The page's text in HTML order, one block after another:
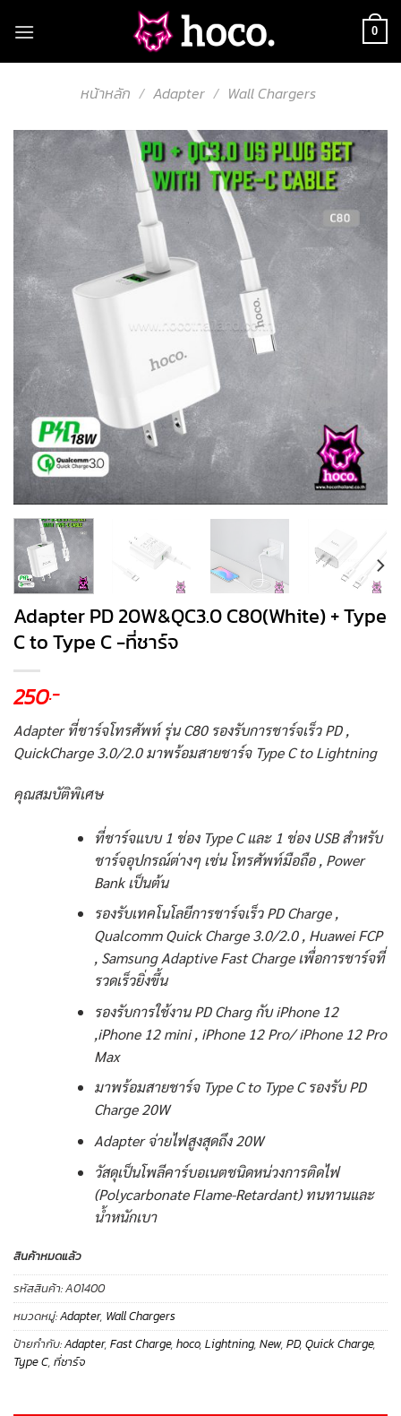
0
หน้าหลัก / Adapter / Wall Chargers
Adapter PD 20W&QC3.0 C80(White) + Type
C to Type C -ที่ชาร์จ
250.-
Adapter ที่ชาร์จโทรศัพท์ รุ่น C80 รองรับการชาร์จเร็ว PD ,
QuickCharge 3.0/2.0 มาพร้อมสายชาร์จ Type C to Lightning
คุณสมบัติพิเศษ
ที่ชาร์จแบบ 1 ช่อง Type C และ 1 ช่อง USB สำหรับ
ชาร์จอุปกรณ์ต่างๆ เช่น โทรศัพท์มือถือ , Power
Bank เป็นต้น
รองรับเทคโนโลยีการชาร์จเร็ว PD Charge ,
Qualcomm Quick Charge 3.0/2.0 , Huawei FCP
, Samsung Adaptive Fast Charge เพื่อการชาร์จที่
รวดเร็วยิ่งขึ้น
รองรับการใช้งาน PD Charg กับ iPhone 12
,iPhone 12 mini , iPhone 12 Pro/ iPhone 12 Pro
Max
มาพร้อมสายชาร์จ Type C to Type C รองรับ PD
Charge 20W
Adapter จ่ายไฟสูงสุดถึง 20W
วัสดุเป็นโพลีคาร์บอเนตชนิดหน่วงการติดไฟ
(Polycarbonate Flame-Retardant) ทนทานและ
น้ำหนักเบา
สินค้าหมดแล้ว
รหัสสินค้า:A01400
หมวดหมู่:Adapter, Wall Chargers
ป้ายกำกับ:Adapter, Fast Charge, hoco, Lightning, New, PD, Quick Charge,
Type C, ที่ชาร์จ